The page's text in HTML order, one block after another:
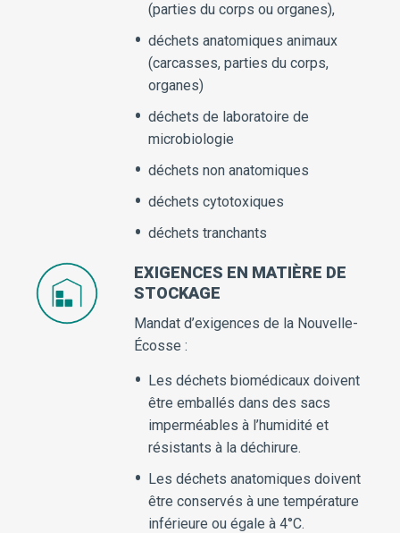
(parties du corps ou organes),
déchets anatomiques animaux
(carcasses, parties du corps,
organes)
déchets de laboratoire de
microbiologie
déchets non anatomiques
déchets cytotoxiques
déchets tranchants
EXIGENCES EN MATIÈRE DE
STOCKAGE
Mandat d’exigences de la Nouvelle-
Écosse :
Les déchets biomédicaux doivent
être emballés dans des sacs
imperméables à l’humidité et
résistants à la déchirure.
Les déchets anatomiques doivent
être conservés à une température
inférieure ou égale à 4°C.